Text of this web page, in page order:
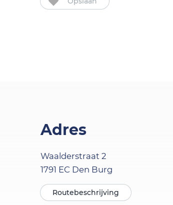
Adres
Waalderstraat 2
1791 EC Den Burg
Routebeschrijving